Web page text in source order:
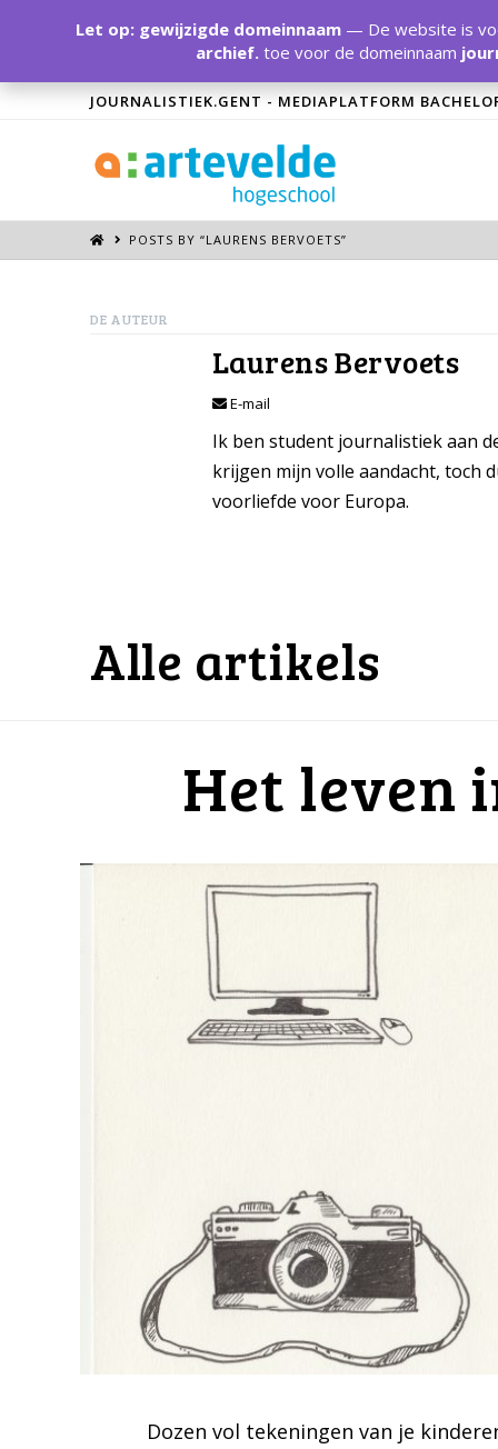
JOURNALISTIEK.GENT - MEDIAPLATFORM
POSTS BY “LAURENS BERVOETS”
DE AUTEUR
Laurens Bervoets
E-mail
Ik ben student journalistiek aan
krijgen mijn volle aandacht, toch
voorliefde voor Europa.
Alle artikels
Het leven
Dozen vol tekeningen van je
Let op: gewijzigde domeinnaam— De website is
archief.toe voor de domeinnaam